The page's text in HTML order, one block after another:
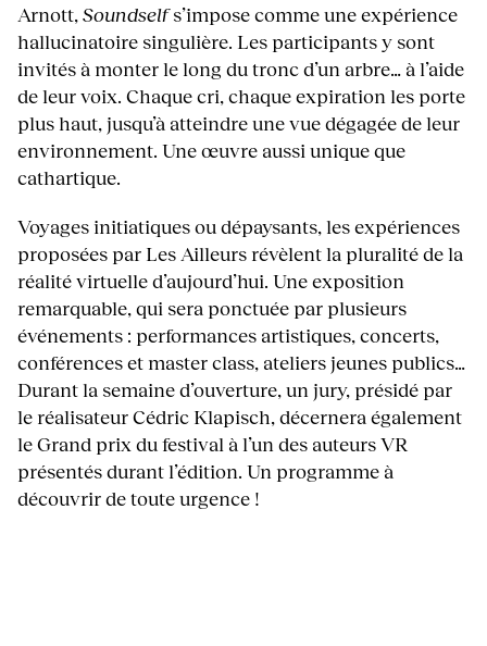
Arnott,Soundselfs’impose comme une expérience
hallucinatoire singulière. Les participants y sont
invités à monter le long du tronc d’un arbre… à l’aide
de leur voix. Chaque cri, chaque expiration les porte
plus haut, jusqu’à atteindre une vue dégagée de leur
environnement. Une œuvre aussi unique que
cathartique.
Voyages initiatiques ou dépaysants, les expériences
proposées par Les Ailleurs révèlent la pluralité de la
réalité virtuelle d’aujourd’hui. Une exposition
remarquable, qui sera ponctuée par plusieurs
événements : performances artistiques, concerts,
conférences et master class, ateliers jeunes publics…
Durant la semaine d’ouverture, un jury, présidé par
le réalisateur Cédric Klapisch, décernera également
le Grand prix du festival à l’un des auteurs VR
présentés durant l’édition. Un programme à
découvrir de toute urgence !